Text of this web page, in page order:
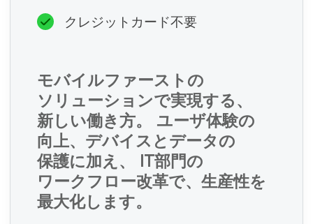
クレジットカード不要
モバイルファーストの​
ソリューションで​実現する、​
新しい​働き方。
ユーザ体験の​
向上、​デバイスと​データの​
保護に​加え、
IT部門の​
ワークフロー改革で、​生産性を​
最大化します。
必
必
須
必
須